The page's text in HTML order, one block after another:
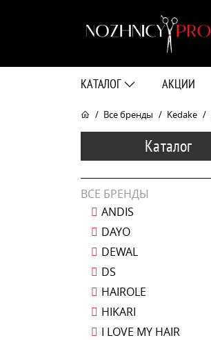
КАТАЛОГ АКЦИИ
Все бренды Kedake
Каталог
ВСЕ БРЕНДЫ
ANDIS
DAYO
DEWAL
DS
HAIROLE
HIKARI
I LOVE MY HAIR